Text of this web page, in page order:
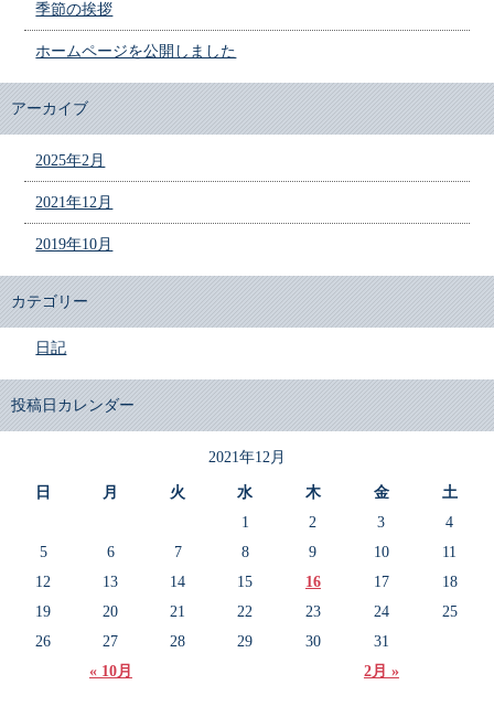
季節の挨拶
ホームページを公開しました
アーカイブ
2025年2月
2021年12月
2019年10月
カテゴリー
日記
投稿日カレンダー
2021年12月
日 月 火 水 木 金 土
« 10月 2月 »
1 2 3
4
5
6 7 8 9 10
11
12
13 14 15 16 17
18
19
20 21 22 23 24
25
26
27 28 29 30 31